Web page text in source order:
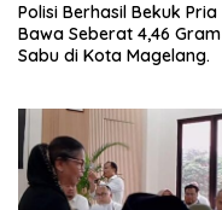
Polisi Berhasil Bekuk Pria
Bawa Seberat 4,46 Gram
Sabu di Kota Magelang.